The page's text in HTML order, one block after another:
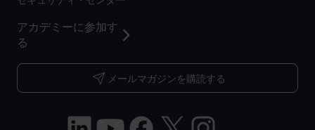
アカデミーに参加す
る
メールマガジンを購読する